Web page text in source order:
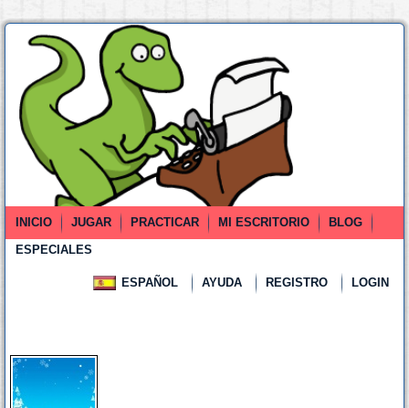
INICIO JUGAR PRACTICAR MI ESCRITORIO
BLOG
ESPECIALES
ESPAÑOL AYUDA REGISTRO LOGIN